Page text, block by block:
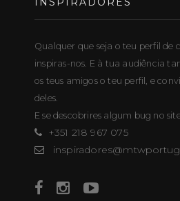
Qualquer que seja o teu perfil de
inspiras-nos. E à tua audiência
os teus amigos o teu perfil, e
deles.
E se descobrires algum bug no
+351 218 967 075